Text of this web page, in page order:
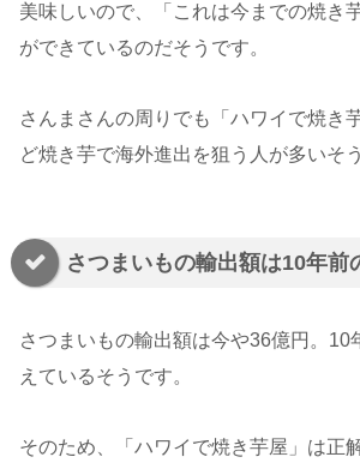
美味しいので、「これは今までの焼き
ができているのだそうです。
さんまさんの周りでも「ハワイで焼き
ど焼き芋で海外進出を狙う人が多いそ
さつまいもの輸出額は10年前
さつまいもの輸出額は今や36億円。10
えているそうです。
そのため、「ハワイで焼き芋屋」は正